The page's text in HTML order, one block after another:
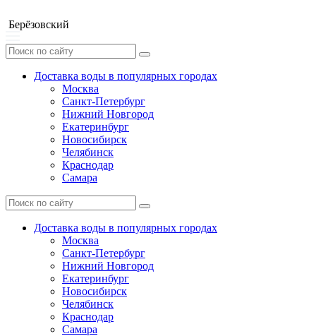
Берёзовский
Доставка воды в популярных городах
Москва
Санкт-Петербург
Нижний Новгород
Екатеринбург
Новосибирск
Челябинск
Краснодар
Самара
Доставка воды в популярных городах
Москва
Санкт-Петербург
Нижний Новгород
Екатеринбург
Новосибирск
Челябинск
Краснодар
Самара